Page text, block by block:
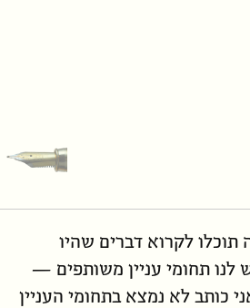
לקרוא דברים שהיו
לנו תחומי עניין משותפים —
כותב לא נמצא בתחומי העניין